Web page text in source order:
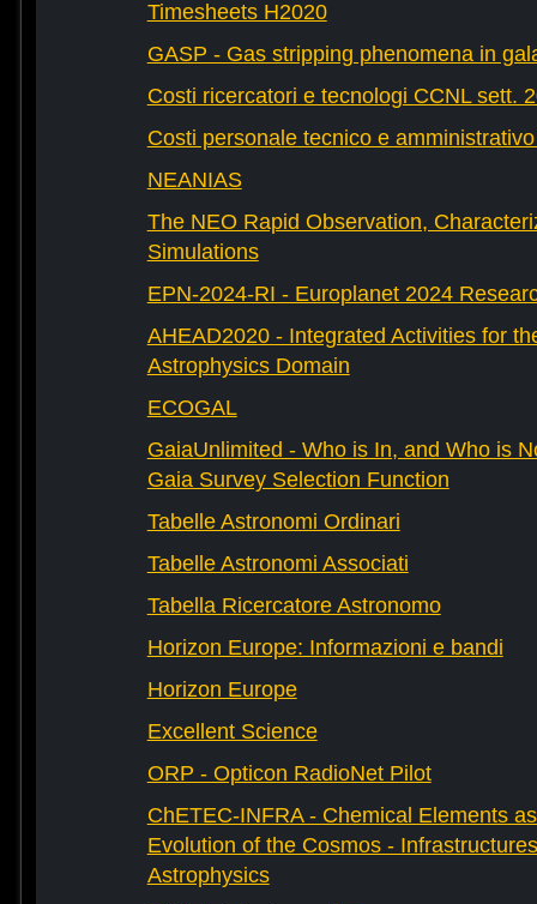
Timesheets H2020
GASP - Gas stripping phenomena in
Costi ricercatori e tecnologi CCNL sett.
Costi personale tecnico e
NEANIAS
The NEO Rapid Observation,
Simulations
EPN-2024-RI - Europlanet 2024
AHEAD2020 - Integrated Activities for
Astrophysics Domain
ECOGAL
GaiaUnlimited - Who is In, and Who is
Gaia Survey Selection Function
Tabelle Astronomi Ordinari
Tabelle Astronomi Associati
Tabella Ricercatore Astronomo
Horizon Europe: Informazioni e bandi
Horizon Europe
Excellent Science
ORP - Opticon RadioNet Pilot
ChETEC-INFRA - Chemical Elements
Evolution of the Cosmos -
Astrophysics